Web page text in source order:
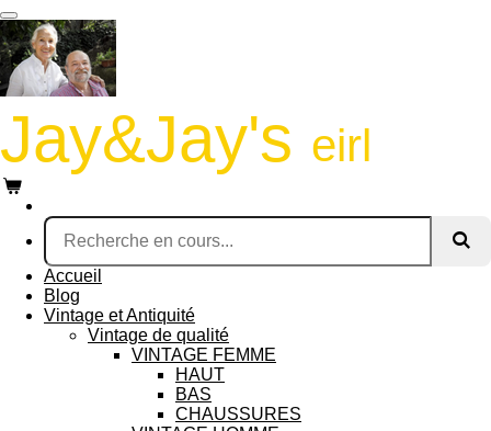
Passer
au
contenu
principal
Jay&Jay's eirl
Accueil
Blog
Vintage et Antiquité
Vintage de qualité
VINTAGE FEMME
HAUT
BAS
CHAUSSURES